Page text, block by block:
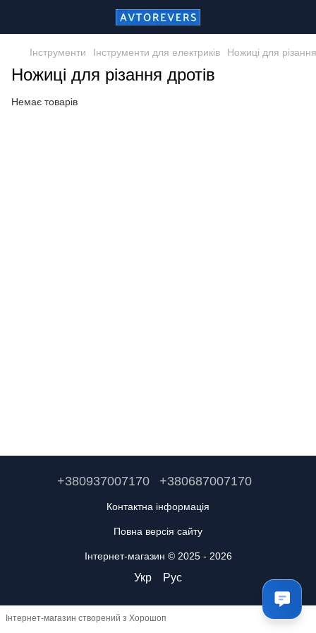
Інструменти Інструменти для електриків Ножиці для
Ножиці для різання дротів
Немає товарів
+380937007170 +380687007170
Контактна інформація
Повна версія сайту
Інтернет-магазин © 2025 - 2026
Укр Рус
Інтернет-магазин створений з Хорошоп